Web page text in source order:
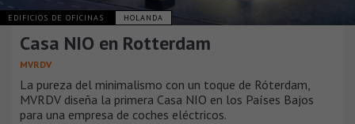
EDIFICIOS DE OFICINAS HOLANDA
Casa NIO en Rotterdam
MVRDV
La pureza del minimalismo con un toque de Róterdam,
MVRDV diseña la primera Casa NIO en los Países Bajos
para una empresa de coches eléctricos.